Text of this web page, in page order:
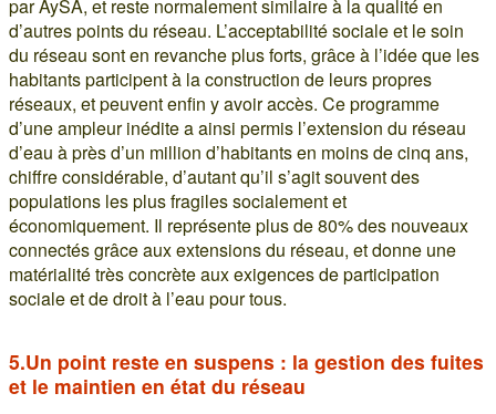
par AySA, et reste normalement similaire à la qualité en
d’autres points du réseau. L’acceptabilité sociale et le soin
du réseau sont en revanche plus forts, grâce à l’idée que les
habitants participent à la construction de leurs propres
réseaux, et peuvent enfin y avoir accès. Ce programme
d’une ampleur inédite a ainsi permis l’extension du réseau
d’eau à près d’un million d’habitants en moins de cinq ans,
chiffre considérable, d’autant qu’il s’agit souvent des
populations les plus fragiles socialement et
économiquement. Il représente plus de 80% des nouveaux
connectés grâce aux extensions du réseau, et donne une
matérialité très concrète aux exigences de participation
sociale et de droit à l’eau pour tous.
5.Un point reste en suspens : la gestion des fuites
et le maintien en état du réseau